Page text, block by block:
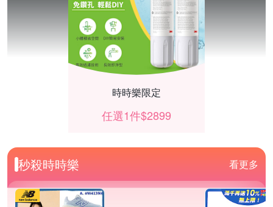
時時樂限定
任選1件$2899
秒殺時時樂 看更多